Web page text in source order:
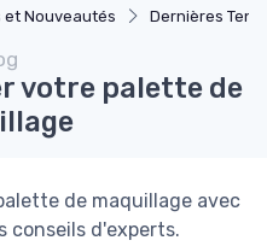
et Nouveautés Dernières
votre palette de
de maquillage avec
conseils d'experts.